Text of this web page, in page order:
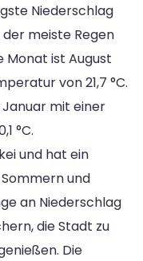
Niederschlag
meiste Regen
ist August
von 21,7 °C.
mit einer
°C.
und hat ein
und
an Niederschlag
die Stadt zu
Die